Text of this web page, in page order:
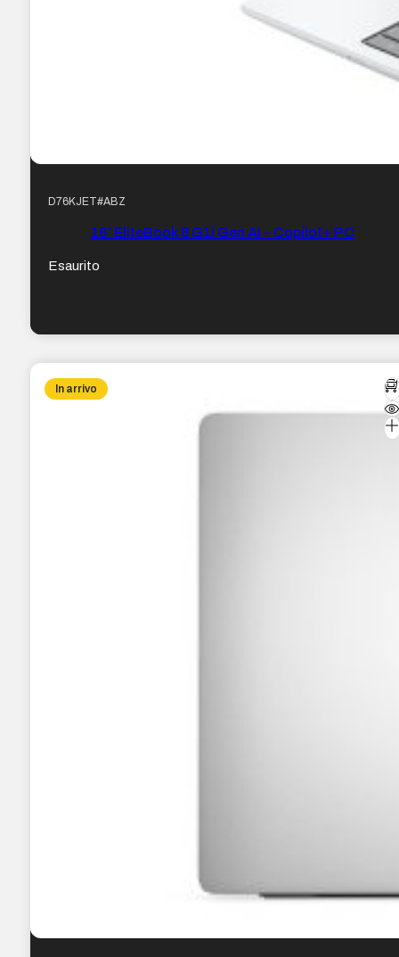
D76KJET#ABZ
16″ EliteBook 8 G1i Gen AI – Copilot+ PC
Esaurito
In arrivo